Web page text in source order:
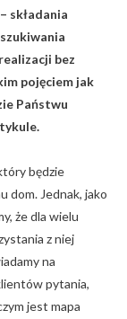
składania
bez
pojęciem jak
Państwu
będzie
dom. Jednak, jako
że dla wielu
z niej
na
pytania,
jest mapa